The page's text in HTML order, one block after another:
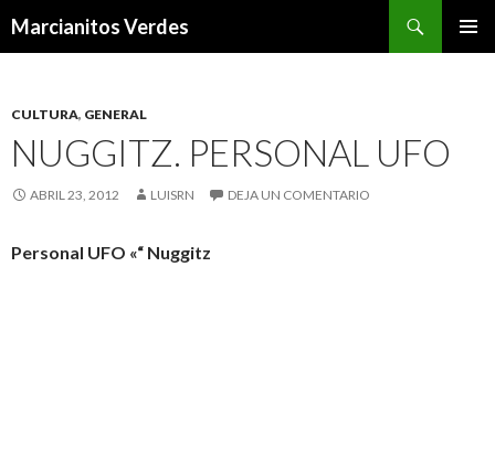
Marcianitos Verdes
CULTURA, GENERAL
NUGGITZ. PERSONAL UFO
ABRIL 23, 2012 LUISRN DEJA UN COMENTARIO
Personal UFO «“ Nuggitz